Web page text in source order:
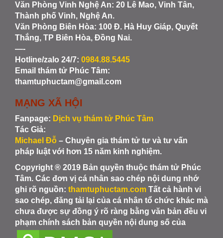
Văn Phòng Vinh Nghệ An: 20 Lê Mao, Vinh Tân,
Thành phố Vinh, Nghệ An.
Văn Phòng Biên Hòa: 100 Đ. Hà Huy Giáp, Quyết
Thắng, TP Biên Hòa, Đồng Nai.
—-
Hotline/zalo 24/7: 0984.88.5445
Email thám tử Phúc Tâm:
thamtuphuctam@gmail.com
MẠNG XÃ HỘI
Fanpage: Dịch vụ thám tử Phúc Tâm
Tác Giả:
Michael Đỗ – Chuyên gia thám tử tư và tư vấn
pháp luật với hơn 15 năm kinh nghiệm.
Copyright ® 2019 Bản quyền thuộc thám tử Phúc
Tâm. Các đơn vị cá nhân sao chép nội dung nhớ
ghi rõ nguồn: thamtuphuctam.com Tất cả hành vi
sao chép, đăng tải lại của cá nhân tổ chức khác mà
chưa được sự đồng ý rõ ràng bằng văn bản đều vi
phạm chính sách bản quyền nội dung số của